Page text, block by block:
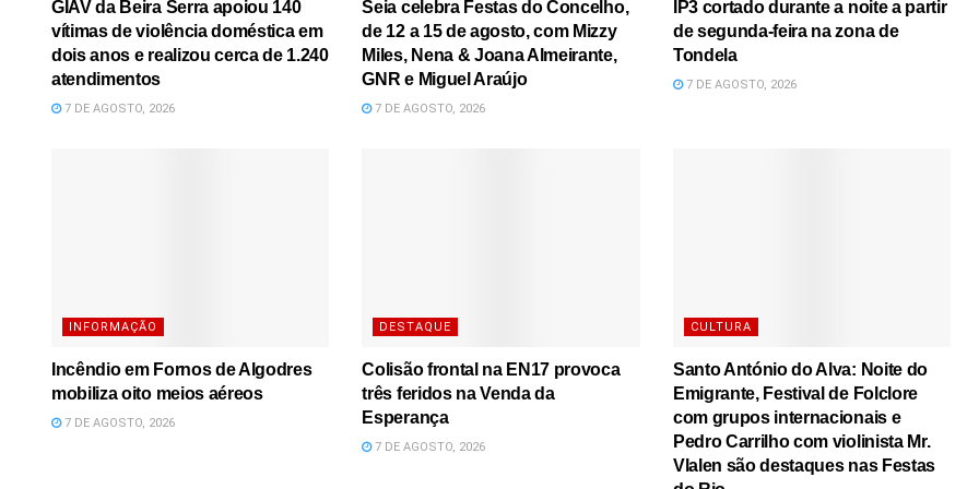
GIAV da Beira Serra apoiou 140
vítimas de violência doméstica em
dois anos e realizou cerca de 1.240
atendimentos
7 DE AGOSTO, 2026
Seia celebra Festas do Concelho,
de 12 a 15 de agosto, com Mizzy
Miles, Nena & Joana Almeirante,
GNR e Miguel Araújo
7 DE AGOSTO, 2026
IP3 cortado durante a noite a partir
de segunda-feira na zona de
Tondela
7 DE AGOSTO, 2026
INFORMAÇÃO
Incêndio em Fornos de Algodres
mobiliza oito meios aéreos
7 DE AGOSTO, 2026
DESTAQUE
Colisão frontal na EN17 provoca
três feridos na Venda da
Esperança
7 DE AGOSTO, 2026
CULTURA
Santo António do Alva: Noite do
Emigrante, Festival de Folclore
com grupos internacionais e
Pedro Carrilho com violinista Mr.
Vlalen são destaques nas Festas